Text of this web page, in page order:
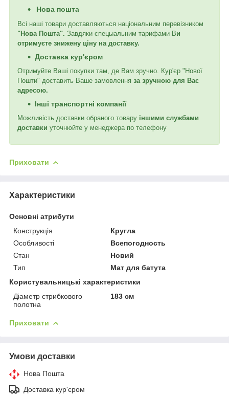
Нова пошта
Всі наші товари доставляються національним перевізником
"Нова Пошта". Завдяки спецыальним тарифами Ви
отримуєте знижену ціну на доставку.
Доставка кур'єром
Отримуйте Ваші покупки там, де Вам зручно. Кур'єр "Нової
Пошти" доставить Ваше замовлення за зручною для Вас
адресою.
Інші транспортні компанії
Можливість доставки обраного товару іншими службами
доставки уточнюйте у менеджера по телефону
Приховати
Характеристики
Основні атрибути
Конструкція
Кругла
Особливості
Всепогодность
Стан
Новий
Тип
Мат для батута
Користувальницькі характеристики
Діаметр стрибкового
полотна
183 см
Приховати
Умови доставки
Нова Пошта
Доставка кур'єром